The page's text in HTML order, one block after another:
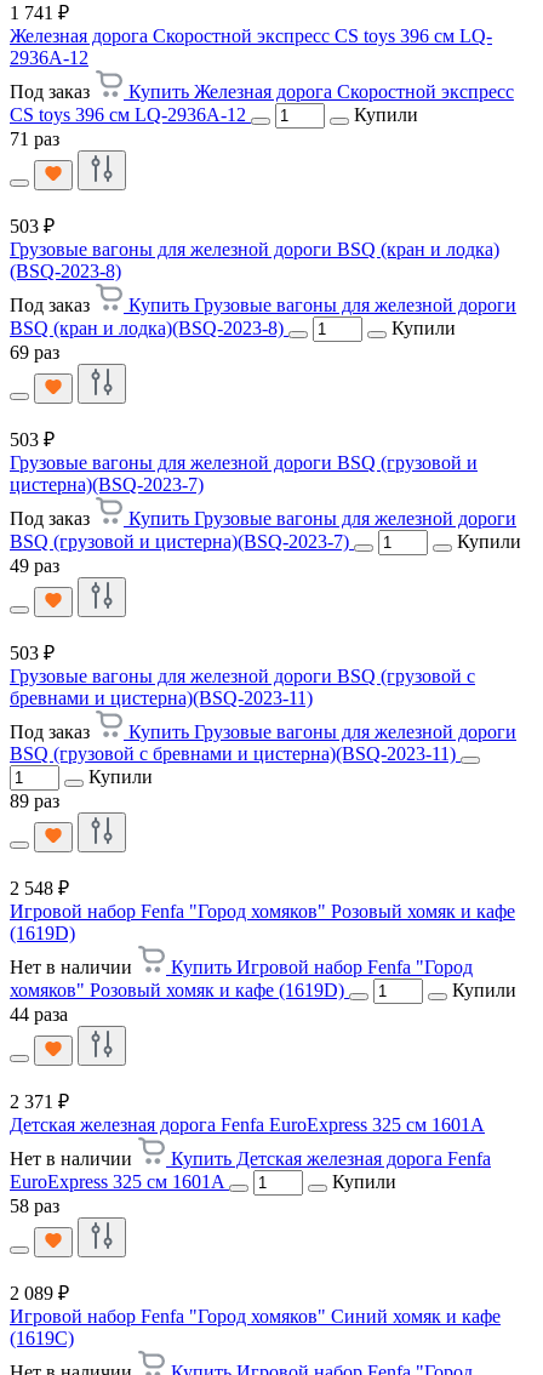
1 741 ₽
Железная дорога Скоростной экспресс CS toys 396 см LQ-
2936A-12
Под заказ
Купить Железная дорога Скоростной экспресс
CS toys 396 см LQ-2936A-12
Купили
71 раз
503 ₽
Грузовые вагоны для железной дороги BSQ (кран и лодка)
(BSQ-2023-8)
Под заказ
Купить Грузовые вагоны для железной дороги
BSQ (кран и лодка)(BSQ-2023-8)
Купили
69 раз
503 ₽
Грузовые вагоны для железной дороги BSQ (грузовой и
цистерна)(BSQ-2023-7)
Под заказ
Купить Грузовые вагоны для железной дороги
BSQ (грузовой и цистерна)(BSQ-2023-7)
Купили
49 раз
503 ₽
Грузовые вагоны для железной дороги BSQ (грузовой с
бревнами и цистерна)(BSQ-2023-11)
Под заказ
Купить Грузовые вагоны для железной дороги
BSQ (грузовой с бревнами и цистерна)(BSQ-2023-11)
Купили
89 раз
2 548 ₽
Игровой набор Fenfa "Город хомяков" Розовый хомяк и кафе
(1619D)
Нет в наличии
Купить Игровой набор Fenfa "Город
хомяков" Розовый хомяк и кафе (1619D)
Купили
44 раза
2 371 ₽
Детская железная дорога Fenfa EuroExpress 325 см 1601A
Нет в наличии
Купить Детская железная дорога Fenfa
EuroExpress 325 см 1601A
Купили
58 раз
2 089 ₽
Игровой набор Fenfa "Город хомяков" Синий хомяк и кафе
(1619C)